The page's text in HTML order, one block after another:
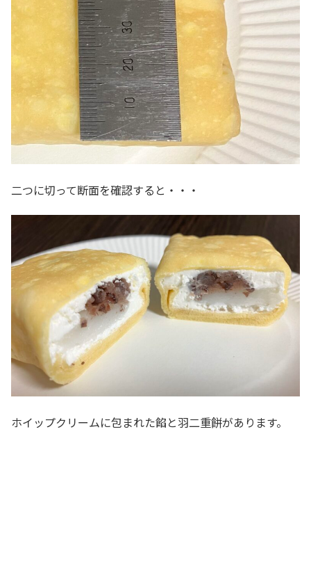
二つに切って断面を確認すると・・・
ホイップクリームに包まれた餡と羽二重餅があります。